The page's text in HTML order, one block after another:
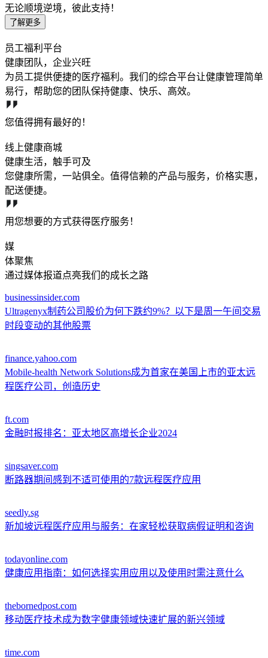
无论顺境逆境，彼此支持！
了解更多
员工福利平台
健康团队，企业兴旺
为员工提供便捷的医疗福利。我们的综合平台让健康管理简单
易行，帮助您的团队保持健康、快乐、高效。
您值得拥有最好的！
线上健康商城
健康生活，触手可及
您健康所需，一站俱全。值得信赖的产品与服务，价格实惠，
配送便捷。
用您想要的方式获得医疗服务！
媒
体聚焦
通过媒体报道点亮我们的成长之路
businessinsider.com
Ultragenyx制药公司股价为何下跌约9%？以下是周一午间交易
时段变动的其他股票
finance.yahoo.com
Mobile-health Network Solutions成为首家在美国上市的亚太远
程医疗公司，创造历史
ft.com
金融时报排名：亚太地区高增长企业2024
singsaver.com
断路器期间感到不适可使用的7款远程医疗应用
seedly.sg
新加坡远程医疗应用与服务：在家轻松获取病假证明和咨询
todayonline.com
健康应用指南：如何选择实用应用以及使用时需注意什么
thebornedpost.com
移动医疗技术成为数字健康领域快速扩展的新兴领域
time.com